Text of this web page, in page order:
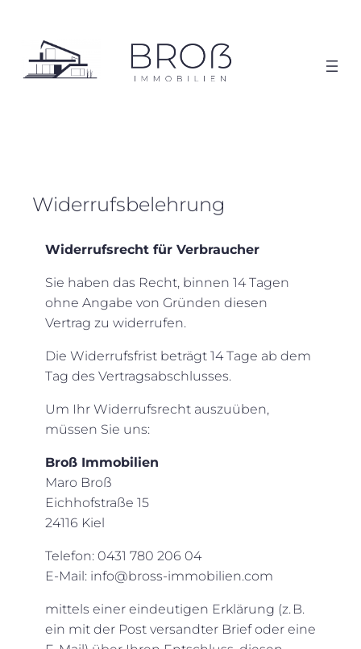
springen
Widerrufsbelehrung
Widerrufsrecht für Verbraucher
Sie haben das Recht, binnen 14 Tagen
ohne Angabe von Gründen diesen
Vertrag zu widerrufen.
Die Widerrufsfrist beträgt 14 Tage ab dem
Tag des Vertragsabschlusses.
Um Ihr Widerrufsrecht auszuüben,
müssen Sie uns:
Broß Immobilien
Maro Broß
Eichhofstraße 15
24116 Kiel
Telefon: 0431 780 206 04
E-Mail: info@bross-immobilien.com
mittels einer eindeutigen Erklärung (z. B.
ein mit der Post versandter Brief oder eine